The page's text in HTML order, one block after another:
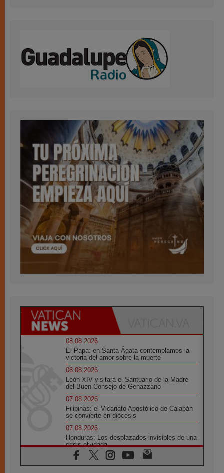
08.08.2026
El Papa: en Santa Ágata contemplamos la
victoria del amor sobre la muerte
08.08.2026
León XIV visitará el Santuario de la Madre
del Buen Consejo de Genazzano
07.08.2026
Filipinas: el Vicariato Apostólico de Calapán
se convierte en diócesis
07.08.2026
Honduras: Los desplazados invisibles de una
crisis olvidada
07.08.2026
Bokalic: "En Argentina el Papa León señalará